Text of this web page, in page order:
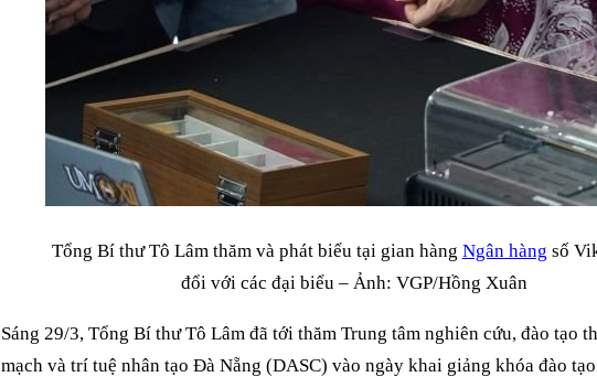
Tổng Bí thư Tô Lâm thăm và phát biểu tại gian hàng Ngân hàng số
đổi với các đại biểu – Ảnh: VGP/Hồng Xuân
Sáng 29/3, Tổng Bí thư Tô Lâm đã tới thăm Trung tâm nghiên cứu, đào tạo
mạch và trí tuệ nhân tạo Đà Nẵng (DASC) vào ngày khai giảng khóa đào